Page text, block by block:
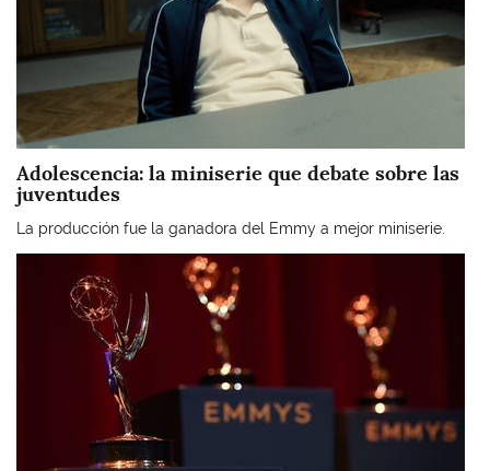
Adolescencia: la miniserie que debate sobre las
juventudes
La producción fue la ganadora del Emmy a mejor miniserie.